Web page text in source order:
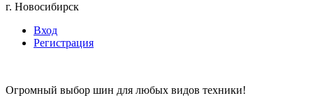
г. Новосибирск
Вход
Регистрация
Огромный выбор шин для любых видов техники!